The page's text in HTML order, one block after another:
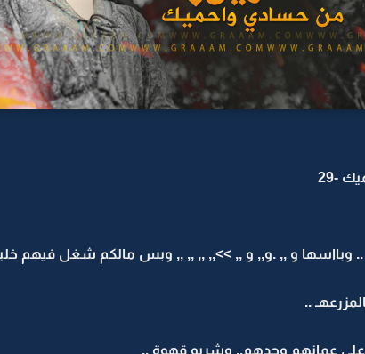
-29
.. وبااسها و ,, .و,, و ,, >>,, ,, ,, ,, وبس مالكم شغل فيهم
..
عمانهم وجدهم.. وشربو قهوة ..